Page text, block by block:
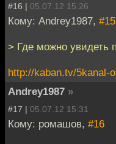
#16 | 05.07.12 15:26
Кому: Andrey1987, #15
> Где можно увидеть
http://kaban.tv/5kanal-
Andrey1987 »
#17 | 05.07.12 15:31
Кому: ромашов, #16